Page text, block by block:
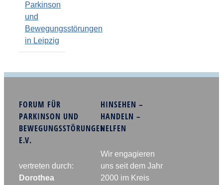
Parkinson
und
Bewegungsstörungen
in Leipzig
FORUM FÜR
PARKINSON UND
BEWEGUNGSSTÖRUNGEN
E.V.
vertreten durch:
Dorothea
HINSEHEN –
HANDELN –
HELFEN
Wir engagieren
uns seit dem Jahr
2000 im Kreis